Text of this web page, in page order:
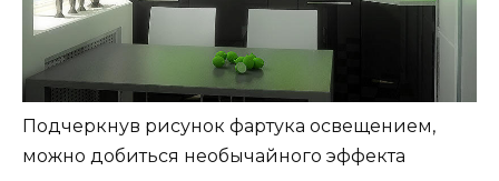
Подчеркнув рисунок фартука освещением,
можно добиться необычайного эффекта